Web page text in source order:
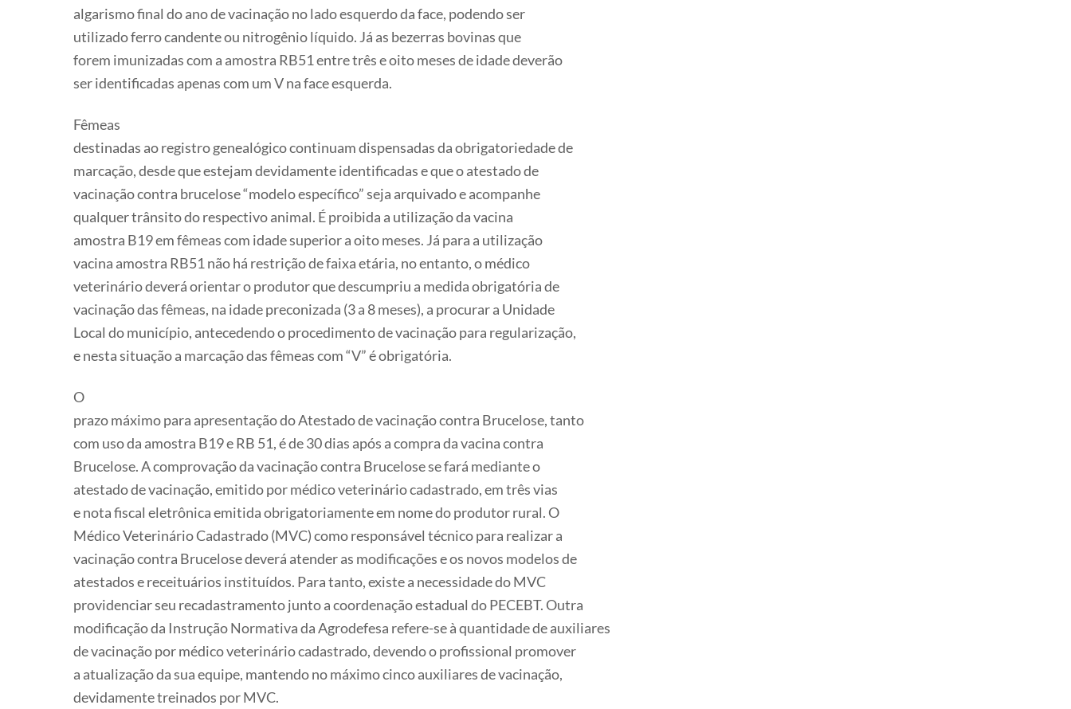
algarismo final do ano de vacinação no lado esquerdo da face, podendo ser
utilizado ferro candente ou nitrogênio líquido. Já as bezerras bovinas que
forem imunizadas com a amostra RB51 entre três e oito meses de idade deverão
ser identificadas apenas com um V na face esquerda.
Fêmeas
destinadas ao registro genealógico continuam dispensadas da obrigatoriedade de
marcação, desde que estejam devidamente identificadas e que o atestado de
vacinação contra brucelose “modelo específico” seja arquivado e acompanhe
qualquer trânsito do respectivo animal. É proibida a utilização da vacina
amostra B19 em fêmeas com idade superior a oito meses. Já para a utilização
vacina amostra RB51 não há restrição de faixa etária, no entanto, o médico
veterinário deverá orientar o produtor que descumpriu a medida obrigatória de
vacinação das fêmeas, na idade preconizada (3 a 8 meses), a procurar a Unidade
Local do município, antecedendo o procedimento de vacinação para regularização,
e nesta situação a marcação das fêmeas com “V” é obrigatória.
O
prazo máximo para apresentação do Atestado de vacinação contra Brucelose, tanto
com uso da amostra B19 e RB 51, é de 30 dias após a compra da vacina contra
Brucelose. A comprovação da vacinação contra Brucelose se fará mediante o
atestado de vacinação, emitido por médico veterinário cadastrado, em três vias
e nota fiscal eletrônica emitida obrigatoriamente em nome do produtor rural. O
Médico Veterinário Cadastrado (MVC) como responsável técnico para realizar a
vacinação contra Brucelose deverá atender as modificações e os novos modelos de
atestados e receituários instituídos. Para tanto, existe a necessidade do MVC
providenciar seu recadastramento junto a coordenação estadual do PECEBT. Outra
modificação da Instrução Normativa da Agrodefesa refere-se à quantidade de auxiliares
de vacinação por médico veterinário cadastrado, devendo o profissional promover
a atualização da sua equipe, mantendo no máximo cinco auxiliares de vacinação,
devidamente treinados por MVC.